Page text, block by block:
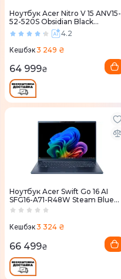
Ноутбук Acer Nitro V 15 ANV15-
52-520S Obsidian Black
(NH.QZ7EU.014)4.2
Кешбэк3 249 ₴
64 999₴
Ноутбук Acer Swift Go 16 AI
SFG16-A71-R48W Steam Blue
(NX.JX9EU.003)
Кешбэк3 324 ₴
66 499₴